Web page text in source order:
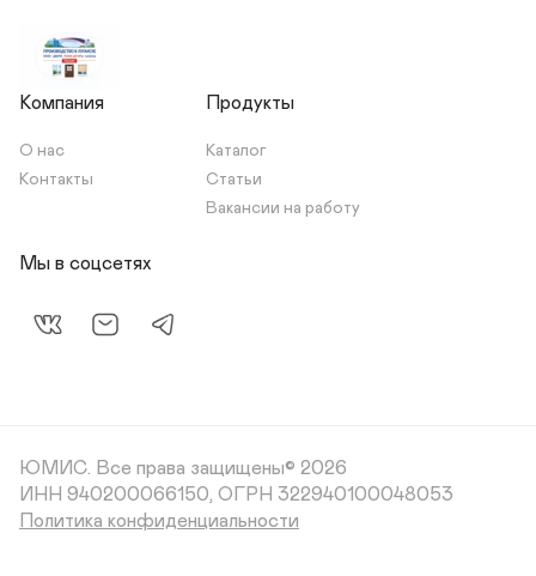
Компания
О нас
Контакты
Продукты
Каталог
Статьи
Вакансии на работу
Мы в соцсетях
ЮМИС. Все права защищены© 2026
ИНН 940200066150, ОГРН 322940100048053
Политика конфиденциальности